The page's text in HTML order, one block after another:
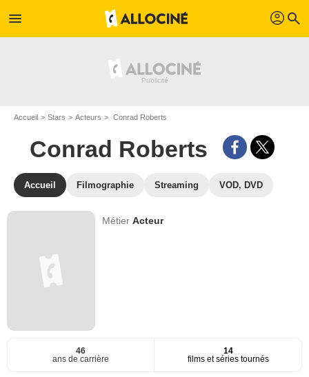
menu profil search
Accueil Stars Acteurs Conrad Roberts
Conrad Roberts
Accueil Filmographie Streaming VOD, DVD
MétierActeur
46
ans de carrière
14
films et séries tournés